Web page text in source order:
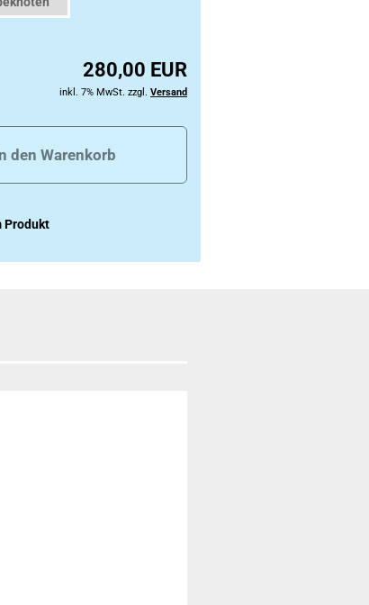
280,00 EUR
inkl. 7% MwSt. zzgl. Versand
den Warenkorb
Produkt